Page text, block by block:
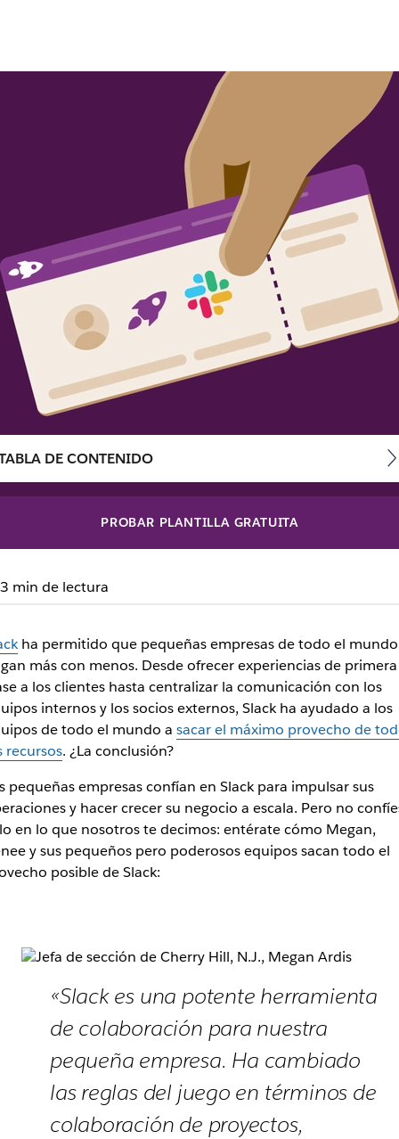
impacto: forma
DE CONTENIDO
PROBAR PLANTILLA GRATUITA
3 min de lectura
ha permitido que pequeñas empresas de todo el mundo
más con menos. Desde ofrecer experiencias de primera
a los clientes hasta centralizar la comunicación con los
internos y los socios externos, Slack ha ayudado a los
de todo el mundo a sacar el máximo provecho de
recursos. ¿La conclusión?
pequeñas empresas confían en Slack para impulsar sus
y hacer crecer su negocio a escala. Pero no
en lo que nosotros te decimos: entérate cómo Megan,
y sus pequeños pero poderosos equipos sacan todo el
posible de Slack:
«Slack es una potente herramienta
de colaboración para nuestra
pequeña empresa. Ha cambiado
las reglas del juego en términos de
colaboración de proyectos,